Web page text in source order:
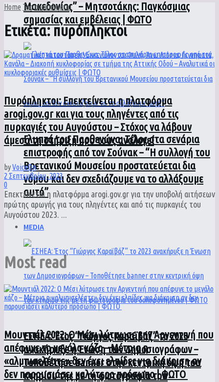
Μακεδονίας” – Μητσοτάκης: Παγκόσμιας
σημασίας και εμβέλειας | ΦΩΤΟ
Γλυπτά του Παρθενώνα: Τέλος στα σενάρια
επιστροφής από τον Σούνακ – “Η συλλογή του
Βρετανικού Μουσείου προστατεύεται δια
νόμου και δεν σχεδιάζουμε να το αλλάξουμε
αυτό”
MEDIA
ΕΣΗΕΑ: Έτος “Γιώργος Καραϊβάζ” το 2023
ανακήρυξε η Ένωση των Δημοσιογράφων –
Τοποθέτησε banner στην κεντρική όψη του
κτηρίου της με τη φωτογραφία του
Home Tagπυρόπληκτοι
Ετικέτα:πυρόπληκτοι
Πυρόπληκτοι: Επεκτείνεται η πλατφόρμα
arogi.gov.gr και για τους πληγέντες από τις
πυρκαγιές του Αυγούστου – Στόχος να λάβουν
άμεσα τη στήριξη που τους αναλογεί
byVoiceOn
2 Σεπτεμβρίου, 2023
0
Επεκτείνεται η πλατφόρμα arogi.gov.gr για την υποβολή αιτήσεων
πρώτης αρωγής για τους πληγέντες και από τις πυρκαγιές του
Αυγούστου 2023. ...
Most read
Μουντιάλ 2022: Ο Μέσι λύτρωσε την Αργεντινή που
απέφυγε το μεγάλο κάζο – Μέτρια η
«αλμπισελέστε» δεν έχει ελπίδες για διάκριση αν
δεν παρουσιάσει καλύτερο πρόσωπο | ΦΩΤΟ